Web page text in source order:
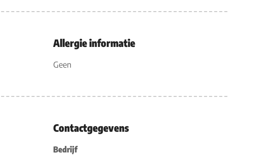
Allergie informatie
Geen
Contactgegevens
Bedrijf